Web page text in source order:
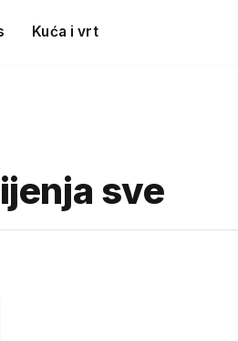
Kuća i vrt
sve